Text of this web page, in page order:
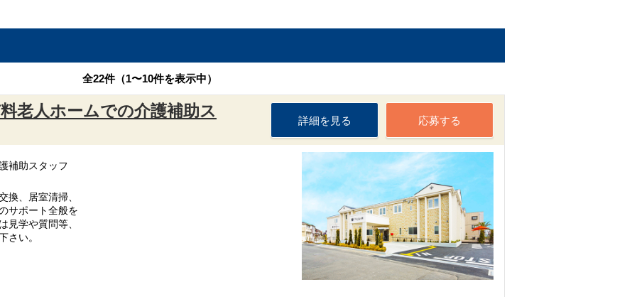
全22件（1〜10件を表示中）
老人ホームでの介護補助ス
応募する
詳細を見る
補助スタッフ
換、居室清掃、
サポート全般を
見学や質問等、
さい。